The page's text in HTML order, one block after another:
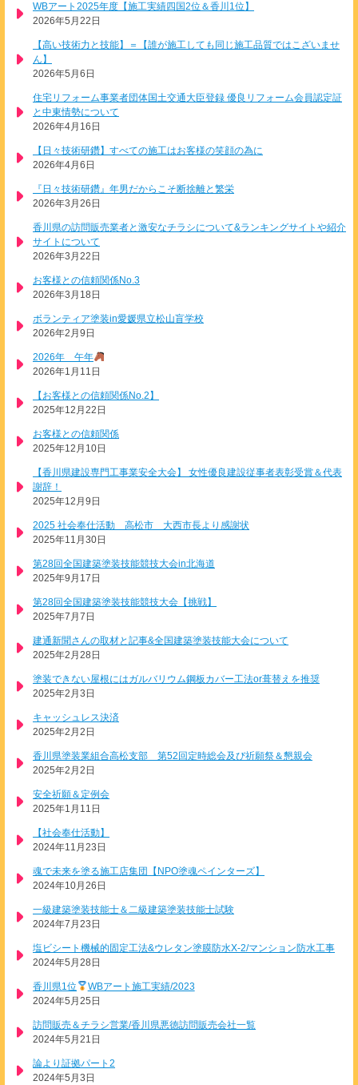
WBアート2025年度【施工実績四国2位＆香川1位】
2026年5月22日
【高い技術力と技能】＝【誰が施工しても同じ施工品質ではこざいませ
ん】
2026年5月6日
住宅リフォーム事業者団体国土交通大臣登録 優良リフォーム会員認定証
と中東情勢について
2026年4月16日
【日々技術研鑽】すべての施工はお客様の笑顔の為に
2026年4月6日
『日々技術研鑽』年男だからこそ断捨離と繁栄
2026年3月26日
香川県の訪問販売業者と激安なチラシについて&ランキングサイトや紹介
サイトについて
2026年3月22日
お客様との信頼関係No.3
2026年3月18日
ボランティア塗装in愛媛県立松山盲学校
2026年2月9日
2026年 午年
2026年1月11日
【お客様との信頼関係No.2】
2025年12月22日
お客様との信頼関係
2025年12月10日
【香川県建設専門工事業安全大会】 女性優良建設従事者表彰受賞＆代表
謝辞！
2025年12月9日
2025 社会奉仕活動 高松市 大西市長より感謝状
2025年11月30日
第28回全国建築塗装技能競技大会in北海道
2025年9月17日
第28回全国建築塗装技能競技大会【挑戦】
2025年7月7日
建通新聞さんの取材と記事&全国建築塗装技能大会について
2025年2月28日
塗装できない屋根にはガルバリウム鋼板カバー工法or葺替えを推奨
2025年2月3日
キャッシュレス決済
2025年2月2日
香川県塗装業組合高松支部 第52回定時総会及び祈願祭＆懇親会
2025年2月2日
安全祈願＆定例会
2025年1月11日
【社会奉仕活動】
2024年11月23日
魂で未来を塗る施工店集団【NPO塗魂ペインターズ】
2024年10月26日
一級建築塗装技能士＆二級建築塗装技能士試験
2024年7月23日
塩ビシート機械的固定工法&ウレタン塗膜防水X-2/マンション防水工事
2024年5月28日
香川県1位
WBアート施工実績/2023
2024年5月25日
訪問販売＆チラシ営業/香川県悪徳訪問販売会社一覧
2024年5月21日
論より証拠パート2
2024年5月3日